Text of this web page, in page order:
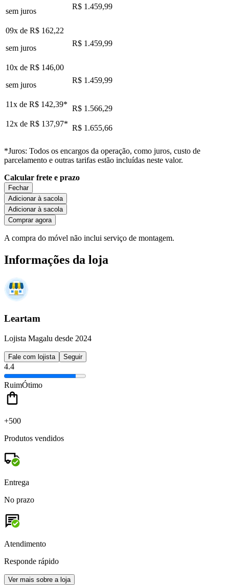
sem juros
R$ 1.459,99
09x de R$ 162,22
sem juros
R$ 1.459,99
10x de R$ 146,00
sem juros
R$ 1.459,99
11x de R$ 142,39* R$ 1.566,29
12x de R$ 137,97* R$ 1.655,66
*Juros: Todos os encargos da operação, como juros, custo de
parcelamento e outras tarifas estão incluídas neste valor.
Calcular frete e prazo
Fechar
Adicionar à sacola
Adicionar à sacola
Comprar agora
A compra do móvel não inclui serviço de montagem.
Informações da loja
Leartam
Lojista Magalu desde 2024
Fale com lojista Seguir
4.4
RuimÓtimo
+500
Produtos vendidos
Entrega
No prazo
Atendimento
Responde rápido
Ver mais sobre a loja